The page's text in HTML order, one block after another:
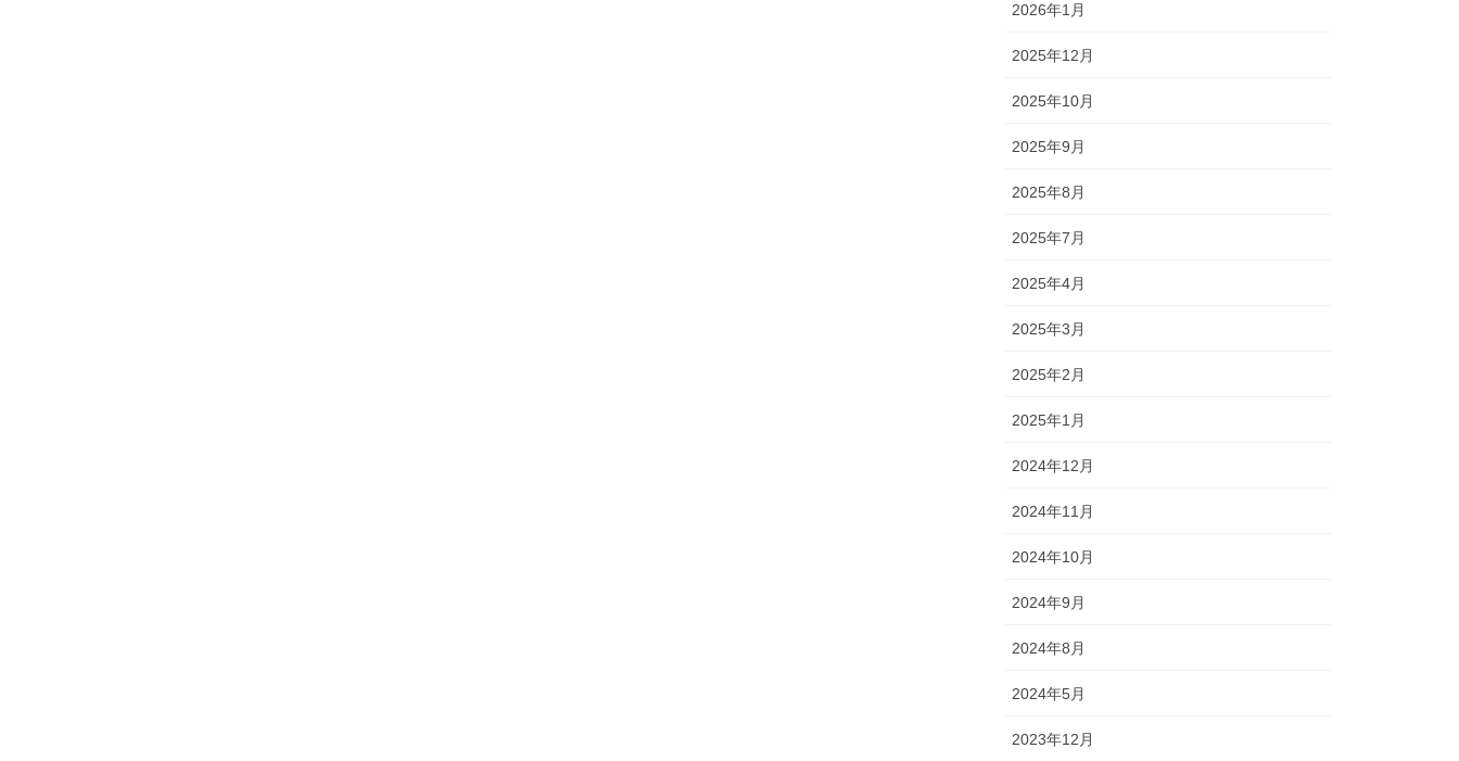
2026年1月
2025年12月
2025年10月
2025年9月
2025年8月
2025年7月
2025年4月
2025年3月
2025年2月
2025年1月
2024年12月
2024年11月
2024年10月
2024年9月
2024年8月
2024年5月
2023年12月